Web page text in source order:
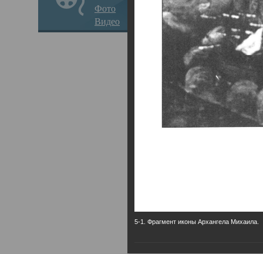
Фото
Видео
5-1. Фрагмент иконы Архангела Михаила.